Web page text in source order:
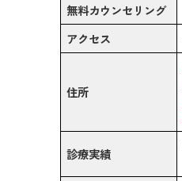
無料カウンセリング
アクセス
住所
診療実績